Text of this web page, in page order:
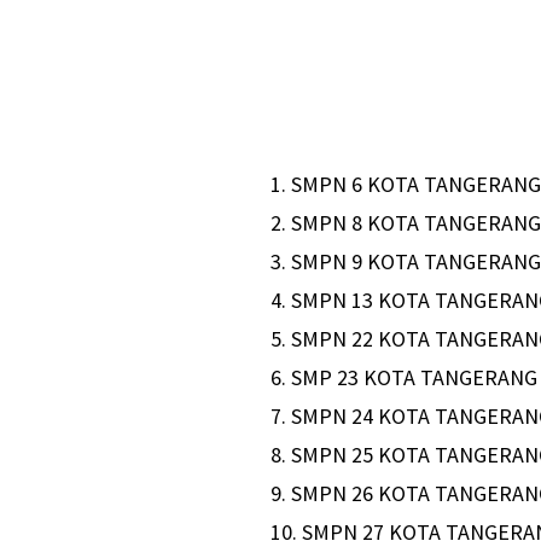
1.⁠ ⁠SMPN 6 KOTA TANGERANG
2.⁠ ⁠SMPN 8 KOTA TANGERANG
3.⁠ ⁠SMPN 9 KOTA TANGERANG
4.⁠ ⁠SMPN 13 KOTA
5.⁠ ⁠SMPN 22 KOTA
6.⁠ ⁠SMP 23 KOTA TANGERANG
7.⁠ ⁠SMPN 24 KOTA
8.⁠ ⁠SMPN 25 KOTA
9.⁠ ⁠SMPN 26 KOTA
10.⁠ ⁠SMPN 27 KOTA